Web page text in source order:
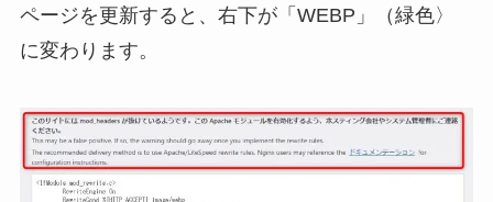
ページを更新すると、右下が「WEBP」（緑色〉
に変わります。